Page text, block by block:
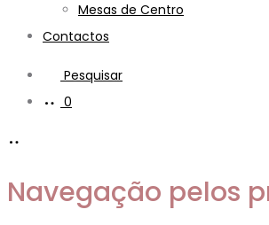
Mesas de Centro
Contactos
Pesquisar
0
Navegação pelos